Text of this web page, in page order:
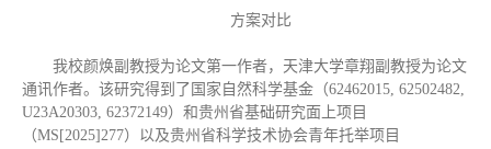
方案对比
我校颜焕副教授为论文第一作者，天津大学章翔副教授为论文
通讯作者。该研究得到了国家自然科学基金（62462015, 62502482,
U23A20303, 62372149）和贵州省基础研究面上项目
（MS[2025]277）以及贵州省科学技术协会青年托举项目